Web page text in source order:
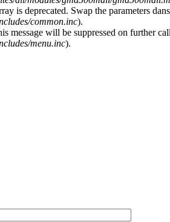
is deprecated. Swap the parameters dans
common.inc).
message will be suppressed on further
menu.inc).